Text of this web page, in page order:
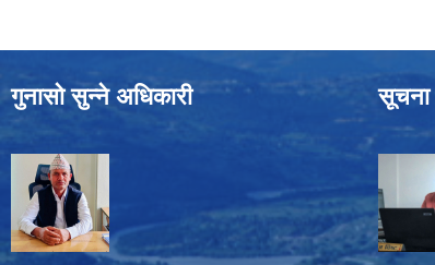
गुनासो सुन्ने अधिकारी सूचना